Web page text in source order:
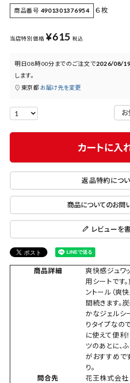
お問い合わせ
商品番号 4901301376954 ６枚
当店特別価格 ¥615 税込
明日08時00分 までのご注文で2026/08/19
します。
東京都 お届け先を変更
お
カートに入
返品特約につ
商品についてのお問
レビューを
商品詳細
爽快感ジュワ
用シートです
ントール（爽
間続きます。
かなジェルシ
りタイプなの
に使えて便利
ツのあとに、
がおすすめで
り。
問合先
花王株式会